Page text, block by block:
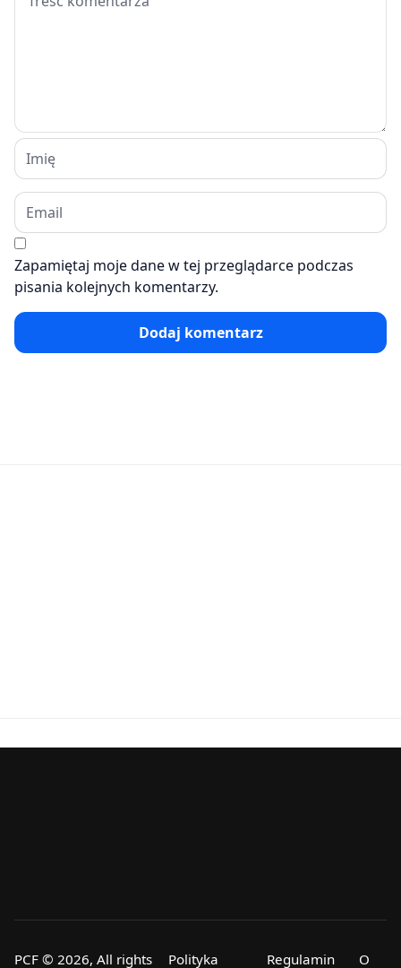
Zapamiętaj moje dane w tej przeglądarce podczas
pisania kolejnych komentarzy.
Dodaj komentarz
PCF © 2026, All rights Polityka Regulamin O